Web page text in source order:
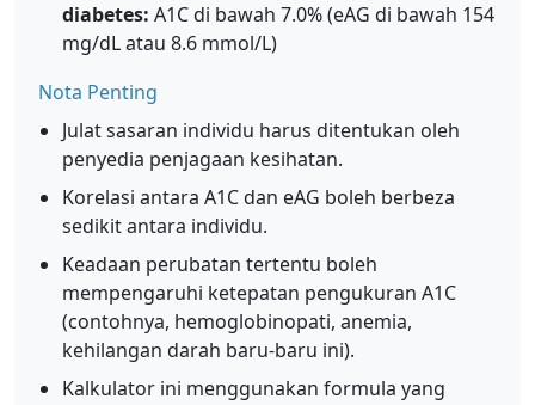
diabetes: A1C di bawah 7.0% (eAG di bawah 154
mg/dL atau 8.6 mmol/L)
Nota Penting
Julat sasaran individu harus ditentukan oleh
penyedia penjagaan kesihatan.
Korelasi antara A1C dan eAG boleh berbeza
sedikit antara individu.
Keadaan perubatan tertentu boleh
mempengaruhi ketepatan pengukuran A1C
(contohnya, hemoglobinopati, anemia,
kehilangan darah baru-baru ini).
Kalkulator ini menggunakan formula yang